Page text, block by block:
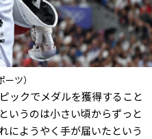
ツ）
ックでメダルを獲得すること
いうのは小さい頃からずっと
にようやく手が届いたという